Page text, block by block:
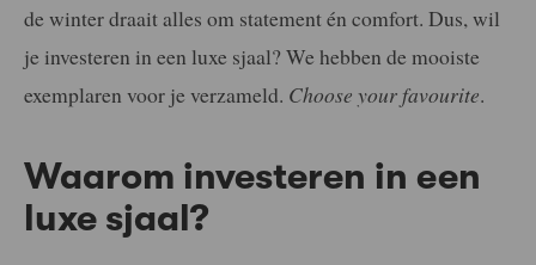
de winter draait alles om statement én comfort. Dus, wil
je investeren in een luxe sjaal? We hebben de mooiste
exemplaren voor je verzameld. Choose your favourite.
Waarom investeren in een
luxe sjaal?